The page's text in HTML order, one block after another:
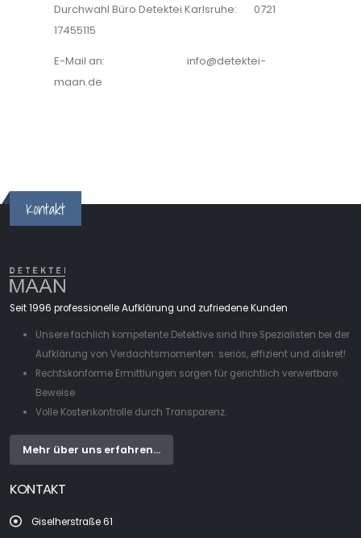
Durchwahl Büro Detektei Karlsruhe: 0721
17455115
E-Mail an: info@detektei-
maan.de
Kontakt
Seit 1996 professionelle Aufklärung und zufriedene Kunden
Unsere fachlich kompetente Detektive sind Ihre Spezialisten bei der
Aufklärung von Verdachtsmomenten: seriös, effizient und diskret!
Rechtskonforme Ermittlungen sorgen für gerichtlich verwertbare
Beweise
Volle Kostenkontrolle durch Transparenz.
Mehr über uns erfahren...
KONTAKT
Giselherstraße 61